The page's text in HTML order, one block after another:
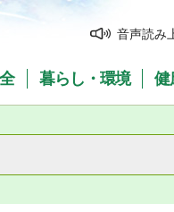
音声読み
暮らし・環境 健